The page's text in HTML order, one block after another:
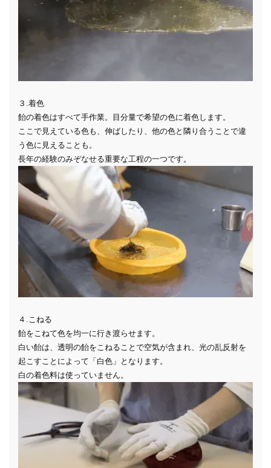
３.着色
飴の着色はすべて手作業。目分量で希望の色に着色します。
ここで見えている色も、伸ばしたり、他の色と隣り合うことで違
う色に見えることも。
長年の経験のみぞなせる重要な工程の一つです。
４.こねる
飴をこねて色を均一に行き渡らせます。
白い飴は、透明の飴をこねることで空気が含まれ、光の乱反射を
起こすことによって「白色」となります。
白の着色料は使っていません。